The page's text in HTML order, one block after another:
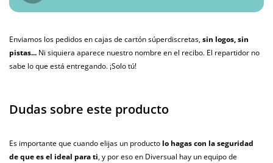
Enviamos los pedidos en cajas de cartón súperdiscretas,sin logos, sin
pistas... Ni siquiera aparece nuestro nombre en el recibo. El repartidor no
sabe lo que está entregando. ¡Solo tú!
Dudas sobre este producto
Es importante que cuando elijas un producto lo hagas con la seguridad
de que es el ideal para ti, y por eso en Diversual hay un equipo de